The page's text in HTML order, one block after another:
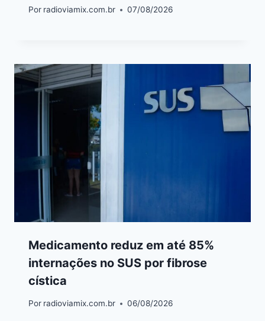
Por radioviamix.com.br 07/08/2026
Medicamento reduz em até 85%
internações no SUS por fibrose
cística
Por radioviamix.com.br 06/08/2026